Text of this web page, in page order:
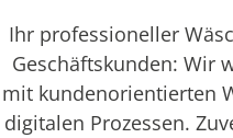
Ihr professioneller
Geschäftskunden: Wir
mit kundenorientierten
digitalen Prozessen.